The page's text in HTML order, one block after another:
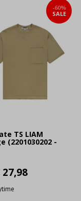
TS LIAM
(2201030202 -
-60%
SALE